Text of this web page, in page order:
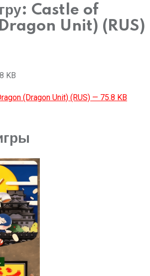
Castle of
Unit) (RUS)
KB
(Dragon Unit) (RUS) — 75.8 KB